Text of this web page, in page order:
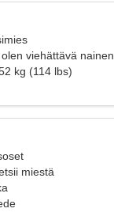
viehättävä nainen
kg (114 lbs)
miestä